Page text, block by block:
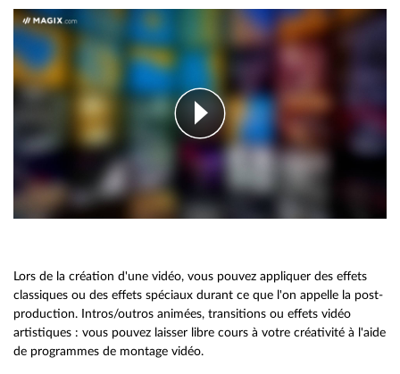
Lors de la création d'une vidéo, vous pouvez appliquer des effets
classiques ou des effets spéciaux durant ce que l'on appelle la post-
production. Intros/outros animées, transitions ou effets vidéo
artistiques : vous pouvez laisser libre cours à votre créativité à l'aide
de programmes de montage vidéo.